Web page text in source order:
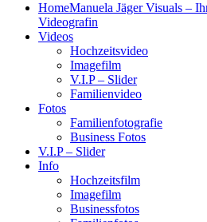
HomeManuela Jäger Visuals –
Videografin
Videos
Hochzeitsvideo
Imagefilm
V.I.P – Slider
Familienvideo
Fotos
Familienfotografie
Business Fotos
V.I.P – Slider
Info
Hochzeitsfilm
Imagefilm
Businessfotos